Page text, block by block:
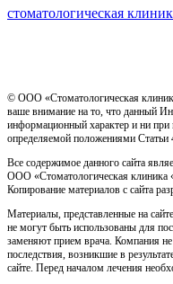
стоматологическая
© ООО «Стоматологическая
ваше внимание на то, что данный
информационный характер и ни при
определяемой положениями Статьи
Все содержимое данного сайта
ООО «Стоматологическая клиника
Копирование материалов с сайта
Материалы, представленные на сайте
не могут быть использованы для
заменяют прием врача. Компания не
последствия, возникшие в
сайте. Перед началом лечения